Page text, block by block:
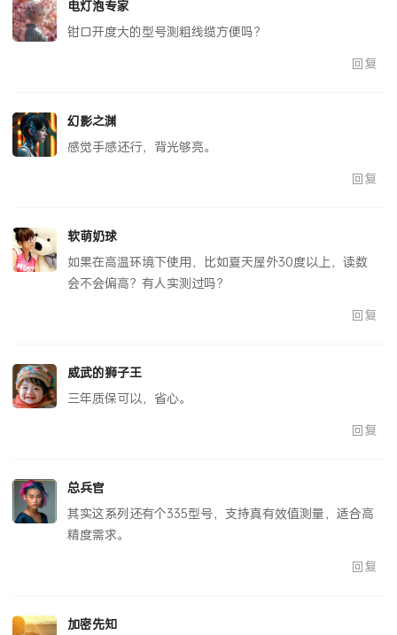
电灯泡专家
钳口开度大的型号测粗线缆方便吗？
回复
幻影之渊
感觉手感还行，背光够亮。
回复
软萌奶球
如果在高温环境下使用，比如夏天屋外30度以上，读数
会不会偏高？有人实测过吗？
回复
威武的狮子王
三年质保可以，省心。
回复
总兵官
其实这系列还有个335型号，支持真有效值测量，适合高
精度需求。
回复
加密先知